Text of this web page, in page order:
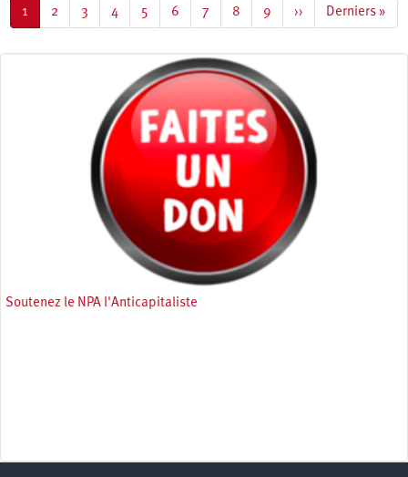
Page
courante
1 Page
2 Page
3 Page
4 Page
5 Page
6 Page
7 Page
8 Page
9
Page
suivante
››
Dernière
page
Derniers »
Soutenez le NPA l'Anticapitaliste